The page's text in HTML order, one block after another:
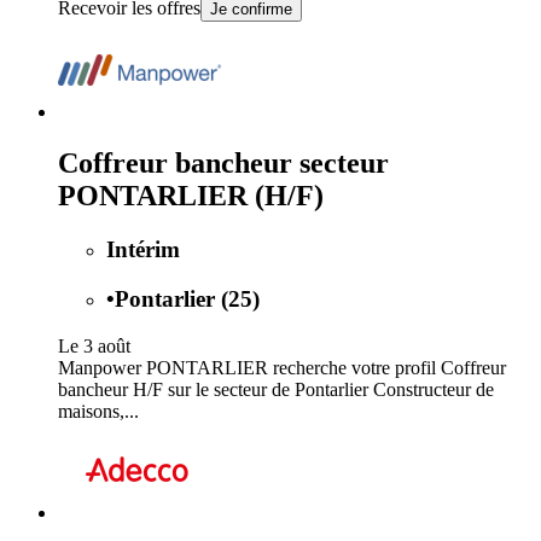
Recevoir les offres Je confirme
Coffreur bancheur secteur
PONTARLIER (H/F)
Intérim
•Pontarlier (25)
Le 3 août
Manpower PONTARLIER recherche votre profil Coffreur
bancheur H/F sur le secteur de Pontarlier Constructeur de
maisons,...